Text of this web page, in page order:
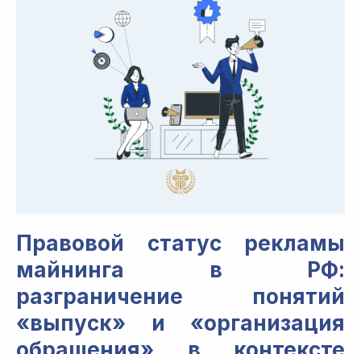
Правовой статус рекламы
майнинга в РФ:
разграничение понятий
«выпуск» и «организация